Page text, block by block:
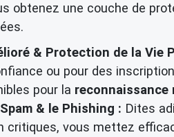
obtenez une couche de
& Protection de la Vie
ou pour des
pour la reconnaissance
& le Phishing : Dites
critiques, vous mettez